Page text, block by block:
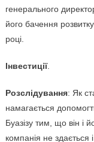
генерального
його бачення
році.
Інвестиції.
Розслідування: Як
намагається
Буазізу тим, що він і
компанія не здається